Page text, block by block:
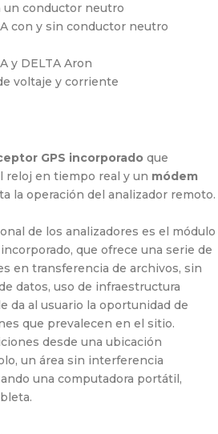
un conductor neutro
con y sin conductor neutro
y DELTA Aron
voltaje y corriente
GPS incorporado que
reloj en tiempo real y un módem
la operación del analizador remoto.
de los analizadores es el módulo
incorporado, que ofrece una serie de
en transferencia de archivos, sin
datos, uso de infraestructura
da al usuario la oportunidad de
que prevalecen en el sitio.
desde una ubicación
un área sin interferencia
una computadora portátil,